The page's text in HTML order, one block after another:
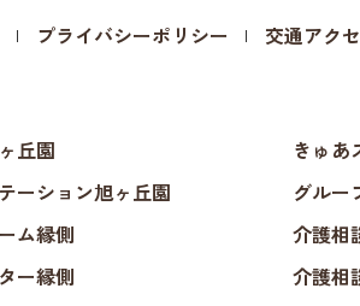
プライバシーポリシー 交通アク
丘園
ーション旭ヶ丘園
ム縁側
ー縁側
きゅあ
グルー
介護相
介護相